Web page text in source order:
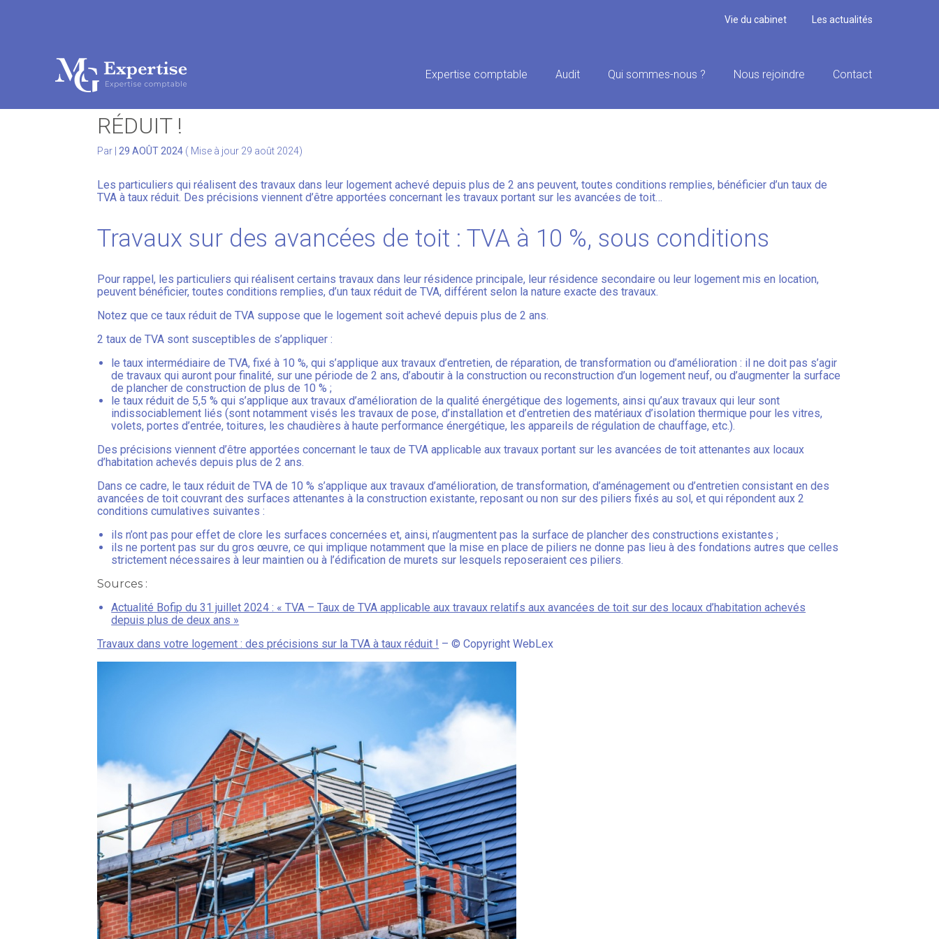
Vie du cabinet Les actualités
Aller
Expertise comptable Audit Qui sommes-nous ? Nous rejoindre Contact
RÉDUIT !
Par |29 AOÛT 2024 ( Mise à jour 29 août 2024)
Les particuliers qui réalisent des travaux dans leur logement achevé depuis plus de 2 ans peuvent, toutes conditions remplies, bénéficier d’un taux de
TVA à taux réduit. Des précisions viennent d’être apportées concernant les travaux portant sur les avancées de toit…
Travaux sur des avancées de toit : TVA à 10 %, sous conditions
Pour rappel, les particuliers qui réalisent certains travaux dans leur résidence principale, leur résidence secondaire ou leur logement mis en location,
peuvent bénéficier, toutes conditions remplies, d’un taux réduit de TVA, différent selon la nature exacte des travaux.
Notez que ce taux réduit de TVA suppose que le logement soit achevé depuis plus de 2 ans.
2 taux de TVA sont susceptibles de s’appliquer :
le taux intermédiaire de TVA, fixé à 10 %, qui s’applique aux travaux d’entretien, de réparation, de transformation ou d’amélioration : il ne doit pas s’agir
de travaux qui auront pour finalité, sur une période de 2 ans, d’aboutir à la construction ou reconstruction d’un logement neuf, ou d’augmenter la surface
de plancher de construction de plus de 10 % ;
le taux réduit de 5,5 % qui s’applique aux travaux d’amélioration de la qualité énergétique des logements, ainsi qu’aux travaux qui leur sont
indissociablement liés (sont notamment visés les travaux de pose, d’installation et d’entretien des matériaux d’isolation thermique pour les vitres,
volets, portes d’entrée, toitures, les chaudières à haute performance énergétique, les appareils de régulation de chauffage, etc.).
Des précisions viennent d’être apportées concernant le taux de TVA applicable aux travaux portant sur les avancées de toit attenantes aux locaux
d’habitation achevés depuis plus de 2 ans.
Dans ce cadre, le taux réduit de TVA de 10 % s’applique aux travaux d’amélioration, de transformation, d’aménagement ou d’entretien consistant en des
avancées de toit couvrant des surfaces attenantes à la construction existante, reposant ou non sur des piliers fixés au sol, et qui répondent aux 2
conditions cumulatives suivantes :
ils n’ont pas pour effet de clore les surfaces concernées et, ainsi, n’augmentent pas la surface de plancher des constructions existantes ;
ils ne portent pas sur du gros œuvre, ce qui implique notamment que la mise en place de piliers ne donne pas lieu à des fondations autres que celles
strictement nécessaires à leur maintien ou à l’édification de murets sur lesquels reposeraient ces piliers.
Sources :
Actualité Bofip du 31 juillet 2024 : « TVA – Taux de TVA applicable aux travaux relatifs aux avancées de toit sur des locaux d’habitation achevés
depuis plus de deux ans »
Travaux dans votre logement : des précisions sur la TVA à taux réduit ! – © Copyright WebLex